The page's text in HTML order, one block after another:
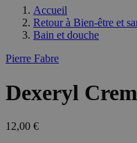
Accueil
Retour à Bien-être et
Bain et douche
Pierre Fabre
Dexeryl
12,00 €